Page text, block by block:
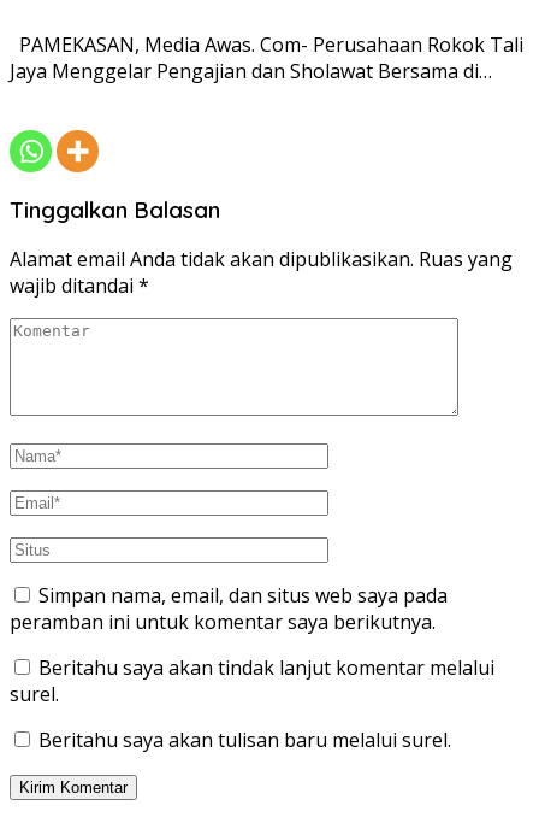
PAMEKASAN, Media Awas. Com- Perusahaan Rokok Tali
Jaya Menggelar Pengajian dan Sholawat Bersama di…
Tinggalkan Balasan
Alamat email Anda tidak akan dipublikasikan. Ruas yang
wajib ditandai *
Simpan nama, email, dan situs web saya pada
peramban ini untuk komentar saya berikutnya.
Beritahu saya akan tindak lanjut komentar melalui
surel.
Beritahu saya akan tulisan baru melalui surel.